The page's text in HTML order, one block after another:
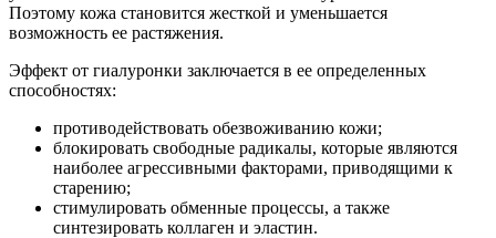
Поэтому кожа становится жесткой и уменьшается
возможность ее растяжения.
Эффект от гиалуронки заключается в ее определенных
способностях:
противодействовать обезвоживанию кожи;
блокировать свободные радикалы, которые являются
наиболее агрессивными факторами, приводящими к
старению;
стимулировать обменные процессы, а также
синтезировать коллаген и эластин.